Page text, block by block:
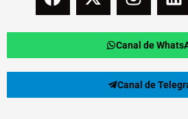
Canal de
Canal de